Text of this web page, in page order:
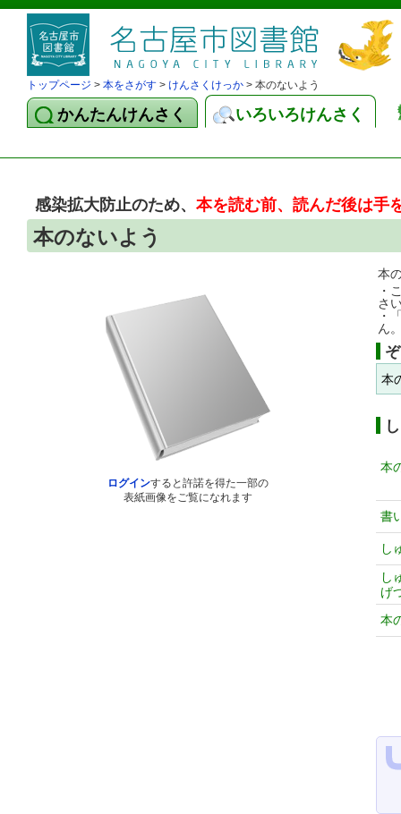
トップページ > 本をさがす > けんさくけっか > 本のないよう
かんたんけんさく いろいろけんさく
感染拡大防止のため、本を読む前、読んだ後は手
本のないよう
ログインすると許諾を得た一部の
表紙画像をご覧になれます
本
・
さ
・
ん
本
本
書
し
し
げ
本